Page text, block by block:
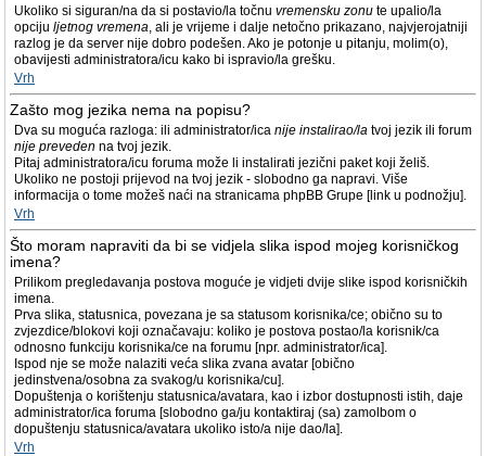
Ukoliko si siguran/na da si postavio/la točnu vremensku zonu te upalio/la
opciju ljetnog vremena, ali je vrijeme i dalje netočno prikazano, najvjerojatniji
razlog je da server nije dobro podešen. Ako je potonje u pitanju, molim(o),
obavijesti administratora/icu kako bi ispravio/la grešku.
Vrh
Zašto mog jezika nema na popisu?
Dva su moguća razloga: ili administrator/ica nije instalirao/la tvoj jezik ili forum
nije preveden na tvoj jezik.
Pitaj administratora/icu foruma može li instalirati jezični paket koji želiš.
Ukoliko ne postoji prijevod na tvoj jezik - slobodno ga napravi. Više
informacija o tome možeš naći na stranicama phpBB Grupe [link u podnožju].
Vrh
Što moram napraviti da bi se vidjela slika ispod mojeg korisničkog
imena?
Prilikom pregledavanja postova moguće je vidjeti dvije slike ispod korisničkih
imena.
Prva slika, statusnica, povezana je sa statusom korisnika/ce; obično su to
zvjezdice/blokovi koji označavaju: koliko je postova postao/la korisnik/ca
odnosno funkciju korisnika/ce na forumu [npr. administrator/ica].
Ispod nje se može nalaziti veća slika zvana avatar [obično
jedinstvena/osobna za svakog/u korisnika/cu].
Dopuštenja o korištenju statusnica/avatara, kao i izbor dostupnosti istih, daje
administrator/ica foruma [slobodno ga/ju kontaktiraj (sa) zamolbom o
dopuštenju statusnica/avatara ukoliko isto/a nije dao/la].
Vrh